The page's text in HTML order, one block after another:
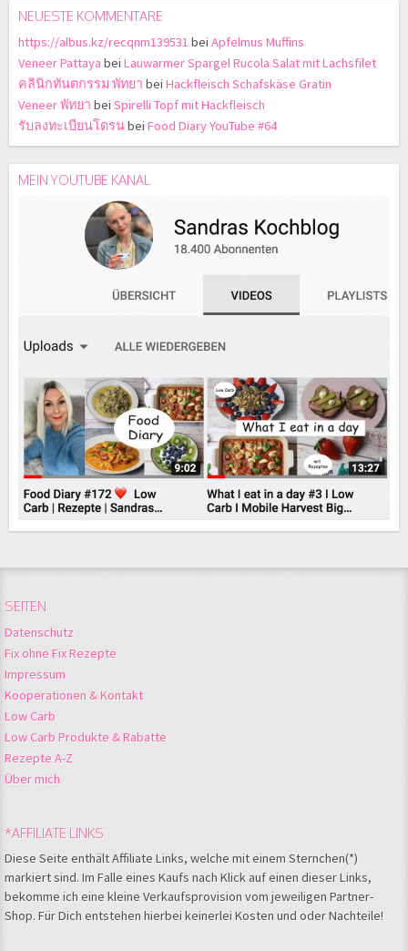
NEUESTE KOMMENTARE
https://albus.kz/recqnm139531 bei Apfelmus Muffins
Veneer Pattaya bei Lauwarmer Spargel Rucola Salat mit Lachsfilet
คลินิกทันตกรรม พัทยา bei Hackfleisch Schafskäse Gratin
Veneer พัทยา bei Spirelli Topf mit Hackfleisch
รับลงทะเบียนโดรนbei Food Diary YouTube #64
MEIN YOUTUBE KANAL
SEITEN
Datenschutz
Fix ohne Fix Rezepte
Impressum
Kooperationen & Kontakt
Low Carb
Low Carb Produkte & Rabatte
Rezepte A-Z
Über mich
*AFFILIATE LINKS
Diese Seite enthält Affiliate Links, welche mit einem Sternchen(*)
markiert sind. Im Falle eines Kaufs nach Klick auf einen dieser Links,
bekomme ich eine kleine Verkaufsprovision vom jeweiligen Partner-
Shop. Für Dich entstehen hierbei keinerlei Kosten und oder Nachteile!